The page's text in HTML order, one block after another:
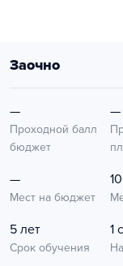
заочно
—
Проходной балл
бюджет
—
—
Мест на бюджет
5 лет
Срок обучения
1